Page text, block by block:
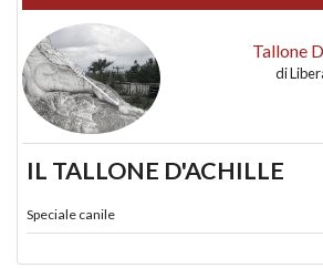
Tallone
di
IL TALLONE D'ACHILLE
Speciale canile